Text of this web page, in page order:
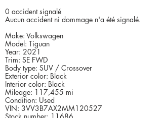
0 accident signalé
Aucun accident ni dommage n'a été signalé.
Make: Volkswagen
Model: Tiguan
Year: 2021
Trim: SE FWD
Body type: SUV / Crossover
Exterior color: Black
Interior color: Black
Mileage: 117,455 mi
Condition: Used
VIN: 3VV3B7AX2MM120527